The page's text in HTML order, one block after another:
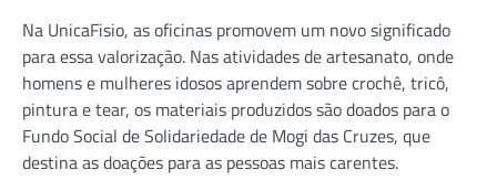
Na UnicaFisio, as oficinas promovem um novo significado
para essa valorização. Nas atividades de artesanato, onde
homens e mulheres idosos aprendem sobre crochê, tricô,
pintura e tear, os materiais produzidos são doados para o
Fundo Social de Solidariedade de Mogi das Cruzes, que
destina as doações para as pessoas mais carentes.